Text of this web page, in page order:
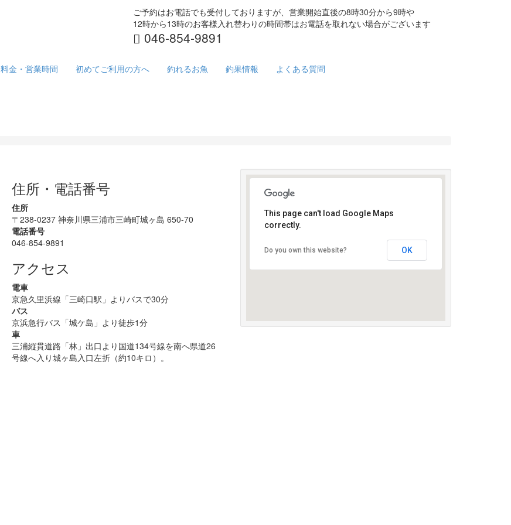
ご予約はお電話でも受付しておりますが、営業開始直後の8時30分から9時や
12時から13時のお客様入れ替わりの時間帯はお電話を取れない場合がございます
046-854-9891
料金・営業時間 初めてご利用の方へ 釣れるお魚 釣果情報 よくある質問
住所・電話番号
住所
〒238-0237 神奈川県三浦市三崎町城ヶ島 650-70
電話番号
046-854-9891
アクセス
電車
京急久里浜線「三崎口駅」よりバスで30分
バス
京浜急行バス「城ケ島」より徒歩1分
車
三浦縦貫道路「林」出口より国道134号線を南へ県道26
号線へ入り城ヶ島入口左折（約10キロ）。
This page can't load Google Maps
correctly.
Do you own this website? OK